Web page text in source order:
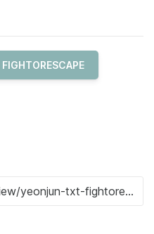
FIGHTORESCAPE